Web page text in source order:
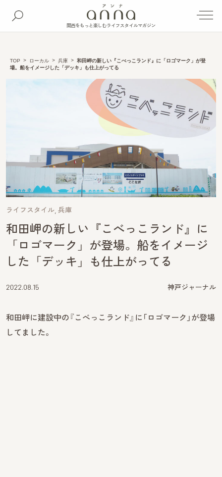
関西をもっと楽しむライフスタイルマガジン
TOP ローカル 兵庫
和田岬の新しい『こべっこランド』に「ロゴマーク」が登
場。船をイメージした「デッキ」も仕上がってる
ライフスタイル 兵庫
和田岬の新しい『こべっこランド』に
「ロゴマーク」が登場。船をイメージ
した「デッキ」も仕上がってる
2022.08.15 神戸ジャーナル
和田岬に建設中の『こべっこランド』に「ロゴマーク」が登場
してました。